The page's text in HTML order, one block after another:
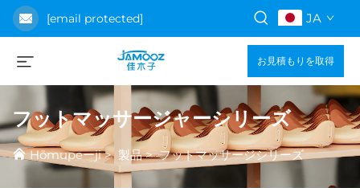
[email protected] JA
お見積もりを取得
フットマッサージャーシリーズ
Hōmupeーji> 製品>フットマッサージシリーズ